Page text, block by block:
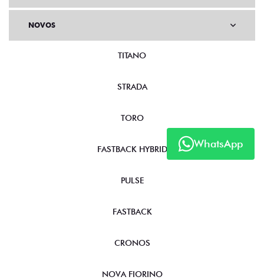
WhatsApp
OFERTAS
TITANO
STRADA
TORO
FASTBACK HYBRID
PULSE
FASTBACK
CRONOS